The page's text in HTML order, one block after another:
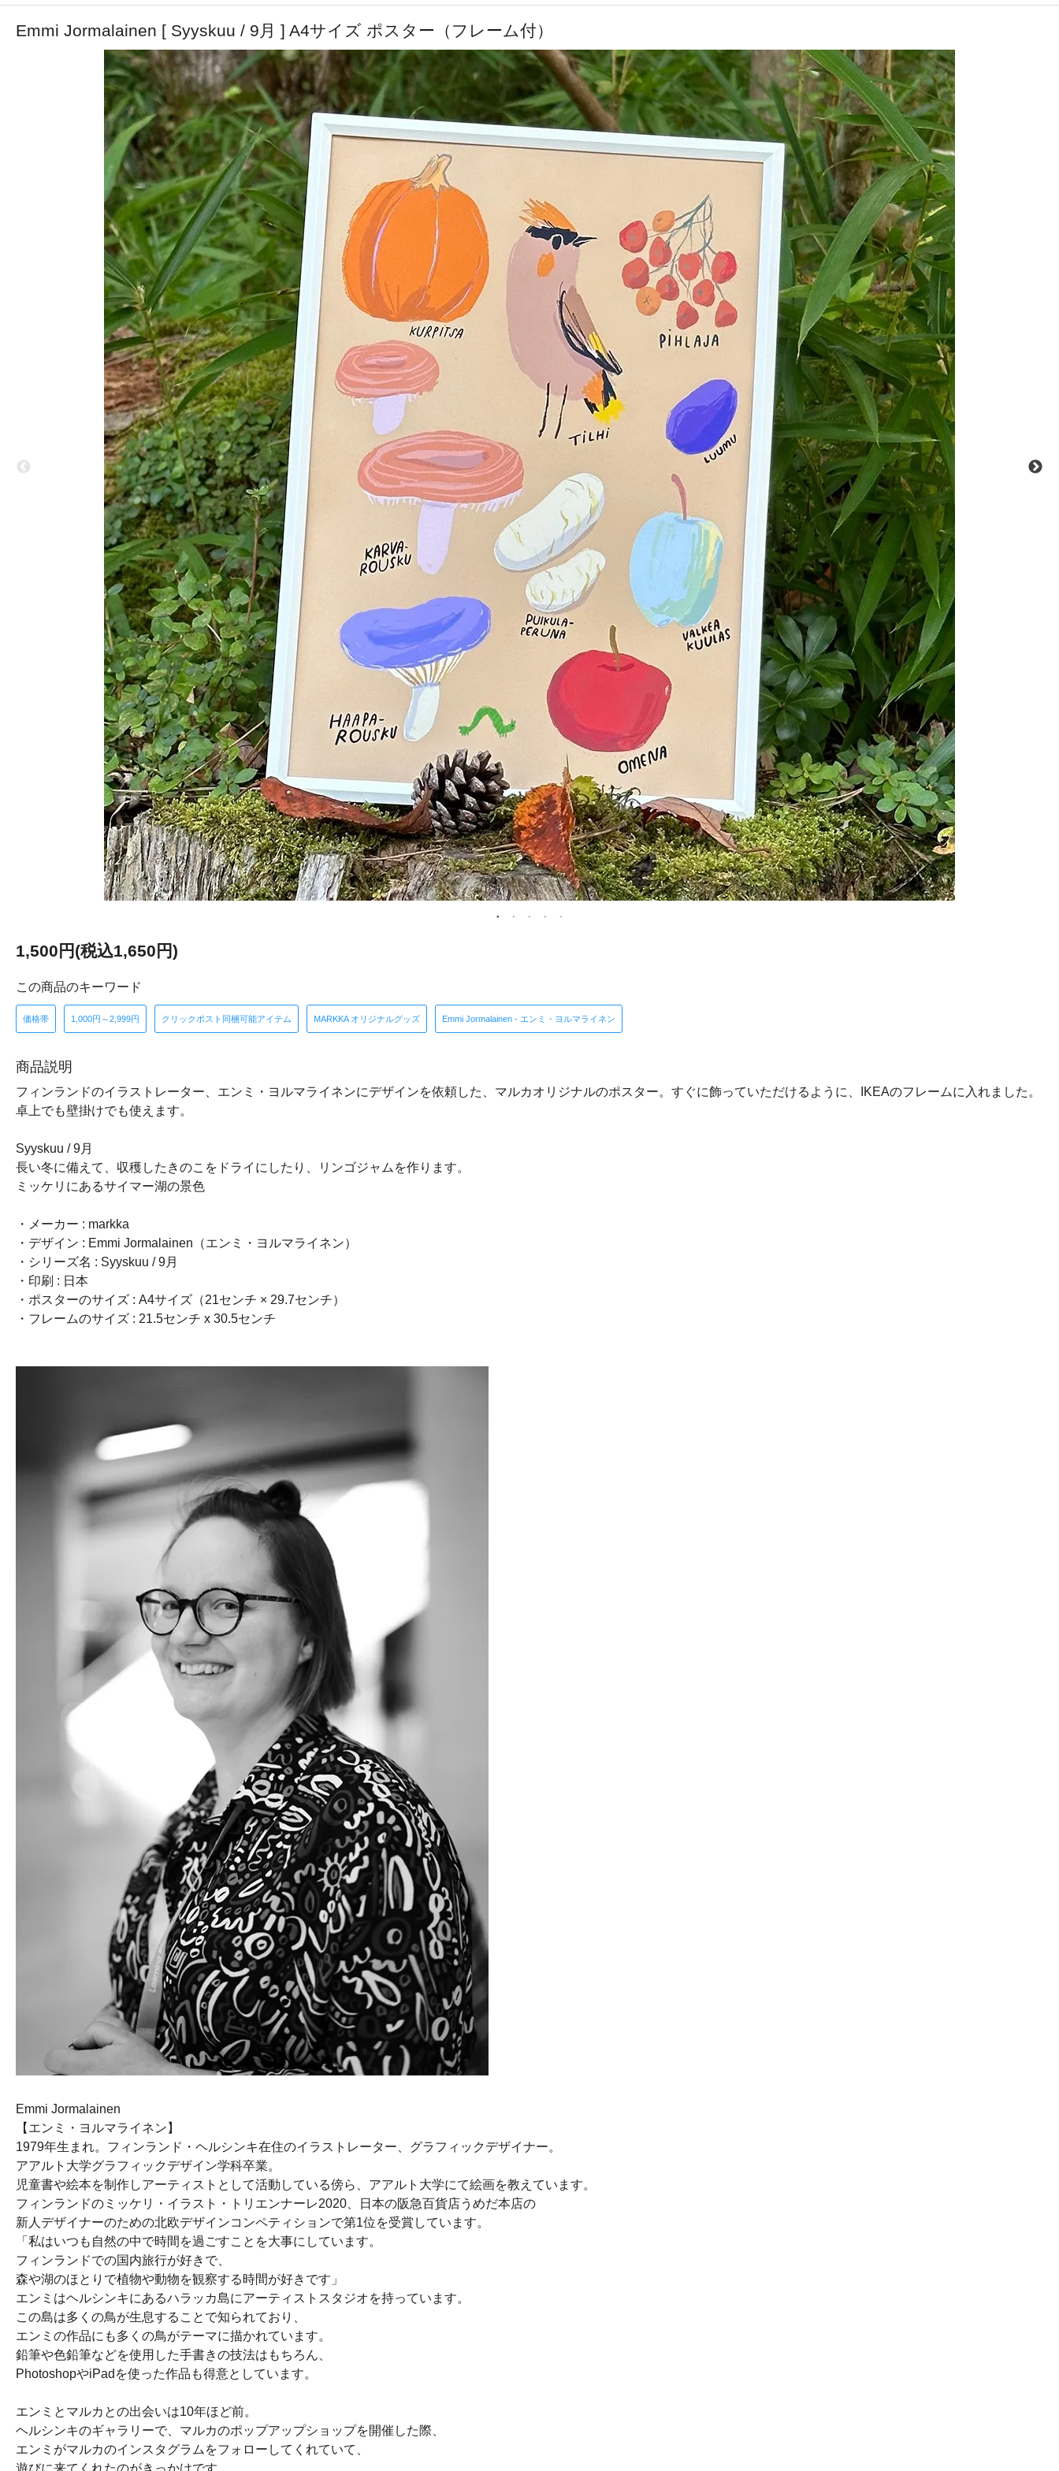
Emmi Jormalainen [ Syyskuu / 9月 ] A4サイズ ポスター（フレーム付）
1,500円(税込1,650円)
この商品のキーワード
価格帯 1,000円～2,999円 クリックポスト同梱可能アイテム MARKKA オリジナルグッズ Emmi Jormalainen - エンミ・ヨルマライネン
商品説明
フィンランドのイラストレーター、エンミ・ヨルマライネンにデザインを依頼した、マルカオリジナルのポスター。すぐに飾っていただけるように、IKEAのフレームに入れました。
卓上でも壁掛けでも使えます。
Syyskuu / 9月
長い冬に備えて、収穫したきのこをドライにしたり、リンゴジャムを作ります。
ミッケリにあるサイマー湖の景色
・メーカー : markka
・デザイン : Emmi Jormalainen（エンミ・ヨルマライネン）
・シリーズ名 : Syyskuu / 9月
・印刷 : 日本
・ポスターのサイズ : A4サイズ（21センチ × 29.7センチ）
・フレームのサイズ : 21.5センチ x 30.5センチ
Emmi Jormalainen
【エンミ・ヨルマライネン】
1979年生まれ。フィンランド・ヘルシンキ在住のイラストレーター、グラフィックデザイナー。
アアルト大学グラフィックデザイン学科卒業。
児童書や絵本を制作しアーティストとして活動している傍ら、アアルト大学にて絵画を教えています。
フィンランドのミッケリ・イラスト・トリエンナーレ2020、日本の阪急百貨店うめだ本店の
新人デザイナーのための北欧デザインコンペティションで第1位を受賞しています。
「私はいつも自然の中で時間を過ごすことを大事にしています。
フィンランドでの国内旅行が好きで、
森や湖のほとりで植物や動物を観察する時間が好きです」
エンミはヘルシンキにあるハラッカ島にアーティストスタジオを持っています。
この島は多くの鳥が生息することで知られており、
エンミの作品にも多くの鳥がテーマに描かれています。
鉛筆や色鉛筆などを使用した手書きの技法はもちろん、
PhotoshopやiPadを使った作品も得意としています。
エンミとマルカとの出会いは10年ほど前。
ヘルシンキのギャラリーで、マルカのポップアップショップを開催した際、
エンミがマルカのインスタグラムをフォローしてくれていて、
遊びに来てくれたのがきっかけです。